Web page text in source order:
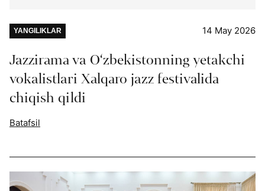
YANGILIKLAR 14 May 2026
Jazzirama va O‘zbekistonning yetakchi
vokalistlari Xalqaro jazz festivalida
chiqish qildi
Batafsil